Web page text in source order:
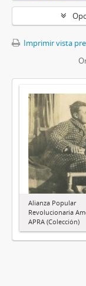
Imprimir vista
Alianza Popular
Revolucionaria
APRA (Colección)